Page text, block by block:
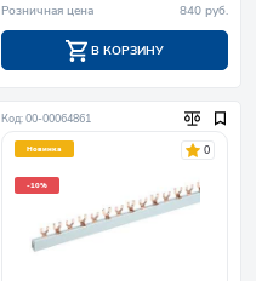
Розничная цена
840 руб.
В КОРЗИНУ
Код: 00-00064861
Новинка
-10%
0